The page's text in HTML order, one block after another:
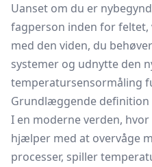
Uanset om du er
fagperson inden for feltet,
med den viden, du
systemer og udnytte den
temperatursensormåling
Grundlæggende
I en moderne verden,
hjælper med at overvåge
processer, spiller